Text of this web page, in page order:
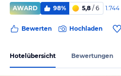
AWARD 98% 5,8 / 6 1.744
Bewerten Hochladen
Hotelübersicht Bewertungen